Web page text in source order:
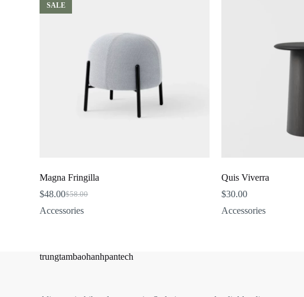
SALE
Magna Fringilla
$58.00
Original
price
$48.00Current
price
Accessories
Quis Viverra
$30.00
Accessories
trungtambaohanhpantech